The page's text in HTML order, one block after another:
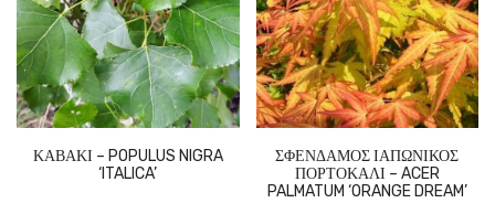
ΚΑΒΑΚΙ – POPULUS NIGRA
‘ITALICA’
ΣΦΕΝΔΑΜΟΣ ΙΑΠΩΝΙΚΟΣ
ΠΟΡΤΟΚΑΛΙ – ACER
PALMATUM ‘ORANGE DREAM’